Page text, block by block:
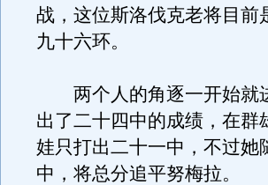
战，这位斯洛伐克老将目
九十六环。
两个人的角逐一开始就
出了二十四中的成绩，在
娃只打出二十一中，不过
中，将总分追平努梅拉。